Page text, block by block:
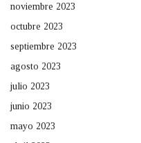
noviembre 2023
octubre 2023
septiembre 2023
agosto 2023
julio 2023
junio 2023
mayo 2023